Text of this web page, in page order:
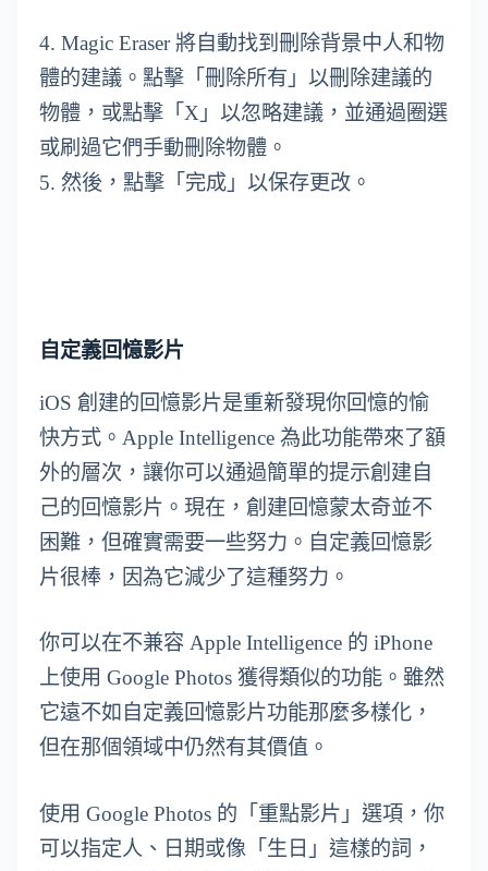
4. Magic Eraser 將自動找到刪除背景中人和物
體的建議。點擊「刪除所有」以刪除建議的
物體，或點擊「X」以忽略建議，並通過圈選
或刷過它們手動刪除物體。
5. 然後，點擊「完成」以保存更改。
自定義回憶影片
iOS 創建的回憶影片是重新發現你回憶的愉
快方式。Apple Intelligence 為此功能帶來了額
外的層次，讓你可以通過簡單的提示創建自
己的回憶影片。現在，創建回憶蒙太奇並不
困難，但確實需要一些努力。自定義回憶影
片很棒，因為它減少了這種努力。
你可以在不兼容 Apple Intelligence 的 iPhone
上使用 Google Photos 獲得類似的功能。雖然
它遠不如自定義回憶影片功能那麼多樣化，
但在那個領域中仍然有其價值。
使用 Google Photos 的「重點影片」選項，你
可以指定人、日期或像「生日」這樣的詞，